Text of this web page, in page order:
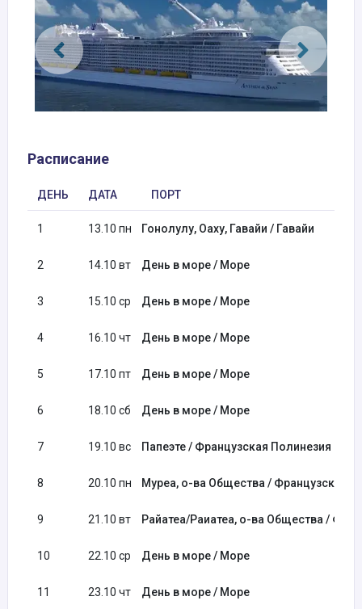
Расписание
ДЕНЬ ДАТА ПОРТ
1 13.10 пн Гонолулу, Оаху, Гавайи / Гавайи
2 14.10 вт День в море / Море
3 15.10 ср День в море / Море
4 16.10 чт День в море / Море
5 17.10 пт День в море / Море
6 18.10 сб День в море / Море
7 19.10 вс Папеэте / Французская Полинезия
8 20.10 пн Муреа, о-ва Общества / Французская
9 21.10 вт Райатеа/Раиатеа, о-ва Общества /
10 22.10 ср День в море / Море
11 23.10 чт День в море / Море